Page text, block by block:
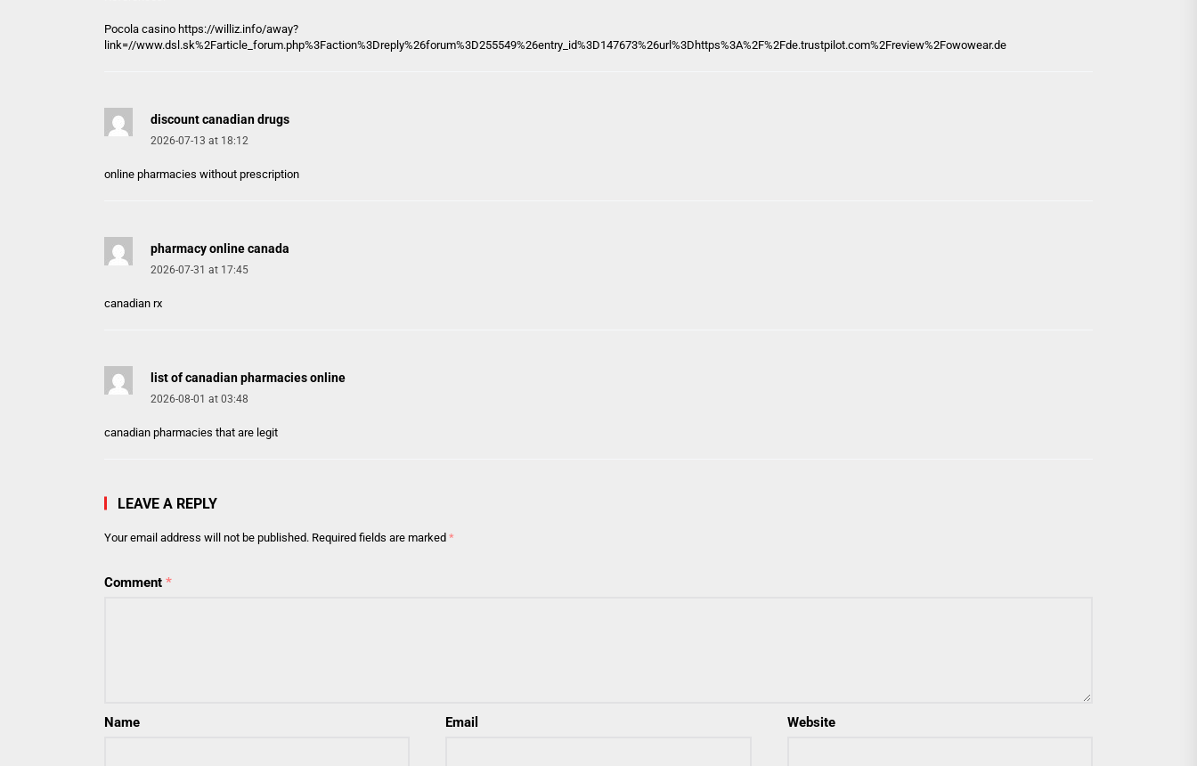
Pocola casino https://williz.info/away?
link=//www.dsl.sk%2Farticle_forum.php%3Faction%3Dreply%26forum%3D255549%26entry_id%3D147673%26url%3Dhttps%3A%2F%2Fde.trustpilot.com%2Freview%2Fowowear.de
discount canadian drugs
2026-07-13 at 18:12
online pharmacies without prescription
pharmacy online canada
2026-07-31 at 17:45
canadian rx
list of canadian pharmacies online
2026-08-01 at 03:48
canadian pharmacies that are legit
LEAVE A REPLY
Your email address will not be published. Required fields are marked *
Comment *
Name Email Website